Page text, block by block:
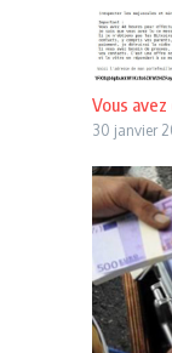
Vous
30 janvier